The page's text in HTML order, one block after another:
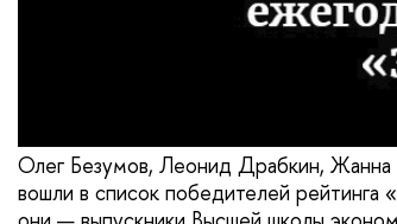
Олег Безумов, Леонид Драбкин,
вошли в список победителей рейтинга